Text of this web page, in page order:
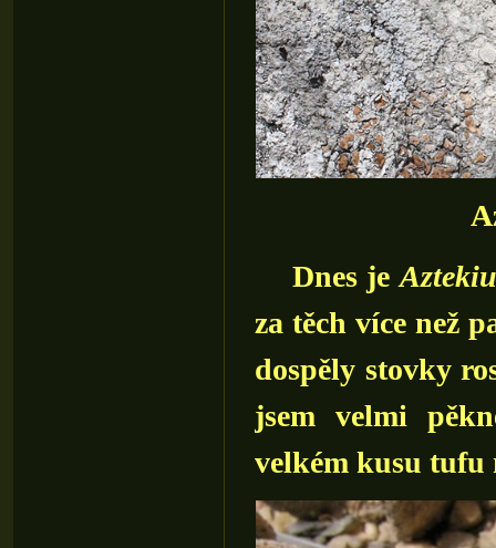
Dnes je
za těch více než
dospěly stovky
jsem velmi
velkém kusu